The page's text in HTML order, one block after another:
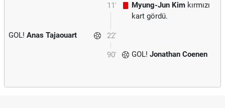
11' Myung-Jun Kim kırmızı
kart gördü.
22'
GOL! Anas Tajaouart
90' GOL! Jonathan Coenen